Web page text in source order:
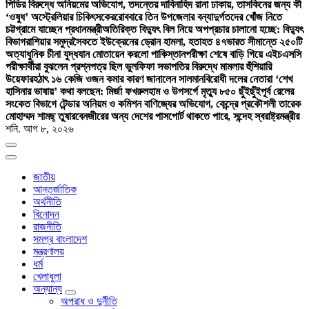
পিডির বিরুদ্ধে অনিয়মের অভিযোগ, তদন্তের দাবিনাহিদ রানা ঢাকায়, তাসকিনের জন্য কী
‘ওষুধ’ অস্ট্রেলিয়ার চিকিৎসকেররোববারে তিন উপজেলার বন্যাদুর্গতদের খোঁজ নিতে
চট্টগ্রামে যাচ্ছেন প্রধানমন্ত্রীঅতিরিক্ত বিদ্যুৎ বিল নিয়ে অপপ্রচার চালানো হচ্ছে: বিদ্যুৎ
বিভাগরাশিয়ার সমুদ্রসৈকতে ইউক্রেনের ড্রোন হামলা, হতাহত ৪৭ভারত সীমান্তে ২৫০টি
অত্যাধুনিক চীনা যুদ্ধযান মোতায়েন করলো পাকিস্তানপরীক্ষা শেষে বাড়ি গিয়ে এইচএসসি
পরীক্ষার্থীরা বুঝলেন প্রশ্নপত্র ছিল ভুলফিফা সভাপতির বিরুদ্ধে মামলার হুঁশিয়ারি
উয়েফারহঠাৎ ১৬ কেজি ওজন কমার কারণ জানালেন সালমানবিরোধী দলের নেতারা ‘শেখ
হাসিনার ভাষায়’ কথা বলছেন: মির্জা ফখরুলহাম ও উপসর্গে মৃত্যু ৮৫০ ছুঁইছুঁইপূর্ব রেলের
সংকেত বিভাগে টেন্ডার অনিয়ম ও কমিশন বাণিজ্যের অভিযোগ, কেন্দ্রে প্রকৌশলী তারেক
মোহাম্মদ শামছ্ তুষারবেনজীরের অন্য দেশের পাসপোর্ট থাকতে পারে, সন্দেহ স্বরাষ্ট্রমন্ত্রীর
শনি. আগ ৮, ২০২৬
জাতীয়
আন্তর্জাতিক
অর্থনীতি
বিনোদন
রাজনীতি
সমগ্র বাংলাদেশ
মন্ত্রণালয়
ধর্ম
খেলাধুলা
অন্যান্য
অপরাধ ও দুর্নীতি